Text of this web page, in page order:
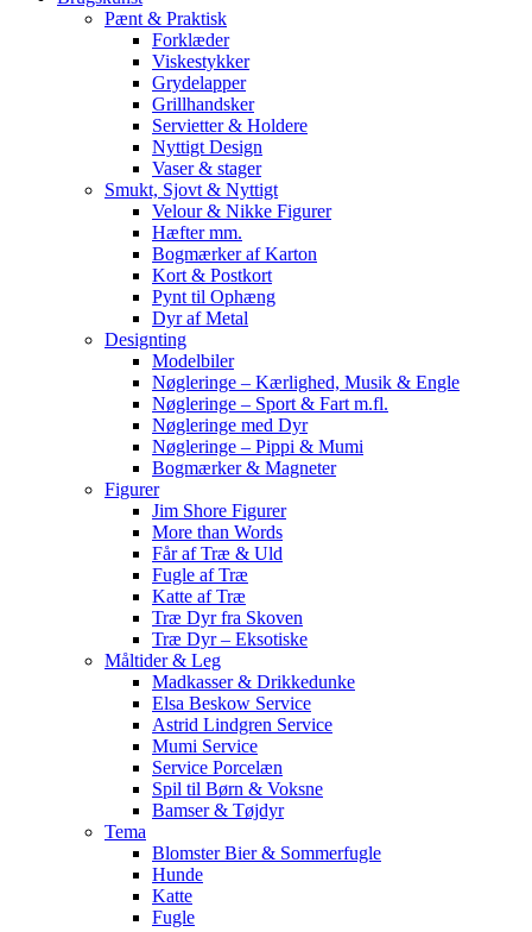
Pænt & Praktisk
Forklæder
Viskestykker
Grydelapper
Grillhandsker
Servietter & Holdere
Nyttigt Design
Vaser & stager
Smukt, Sjovt & Nyttigt
Velour & Nikke Figurer
Hæfter mm.
Bogmærker af Karton
Kort & Postkort
Pynt til Ophæng
Dyr af Metal
Designting
Modelbiler
Nøgleringe – Kærlighed, Musik & Engle
Nøgleringe – Sport & Fart m.fl.
Nøgleringe med Dyr
Nøgleringe – Pippi & Mumi
Bogmærker & Magneter
Figurer
Jim Shore Figurer
More than Words
Får af Træ & Uld
Fugle af Træ
Katte af Træ
Træ Dyr fra Skoven
Træ Dyr – Eksotiske
Måltider & Leg
Madkasser & Drikkedunke
Elsa Beskow Service
Astrid Lindgren Service
Mumi Service
Service Porcelæn
Spil til Børn & Voksne
Bamser & Tøjdyr
Tema
Blomster Bier & Sommerfugle
Hunde
Katte
Fugle